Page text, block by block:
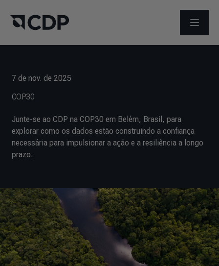
ABRIR
7 de nov. de 2025
COP30
Junte-se ao CDP na COP30 em Belém, Brasil, para
explorar como os dados estão construindo a confiança
necessária para impulsionar a ação e a resiliência a longo
prazo.